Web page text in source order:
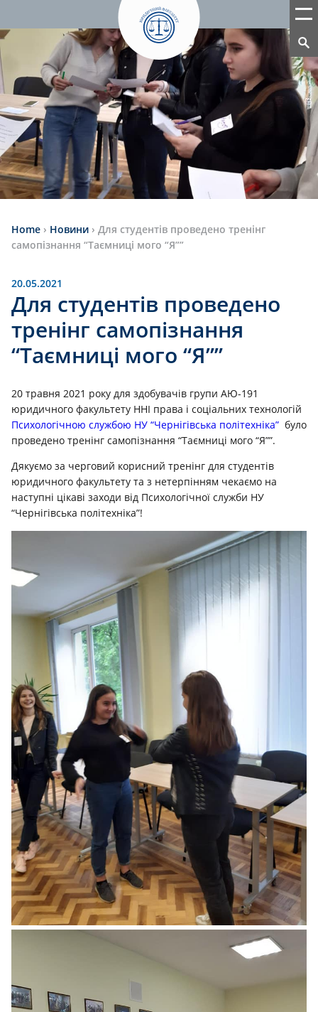
Home › Новини › Для студентів проведено тренінг
самопізнання “Таємниці мого “Я””
20.05.2021
Для студентів проведено
тренінг самопізнання
“Таємниці мого “Я””
20 травня 2021 року для здобувачів групи АЮ-191
юридичного факультету ННІ права і соціальних технологій
Психологічною службою НУ “Чернігівська політехніка” було
проведено тренінг самопізнання “Таємниці мого “Я””.
Дякуємо за черговий корисний тренінг для студентів
юридичного факультету та з нетерпінням чекаємо на
наступні цікаві заходи від Психологічної служби НУ
“Чернігівська політехніка”!